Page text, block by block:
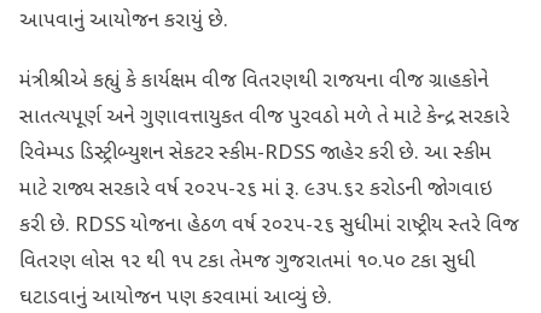
આપવાનું આયોજન કરાયું છે.
મંત્રીશ્રીએ કહ્યું કે કાર્યક્ષમ વીજ વિતરણથી રાજયના વીજ ગ્રાહકોને
સાતત્યપૂર્ણ અને ગુણાવત્તાયુકત વીજ પુરવઠો મળે તે માટે કેન્દ્ર સરકારે
રિવેમ્પડ ડિસ્ટ્રીબ્યુશન સેકટર સ્કીમ-RDSS જાહેર કરી છે. આ સ્કીમ
માટે રાજ્ય સરકારે વર્ષ ૨૦૨૫-૨૬ માં રૂ. ૯૩૫.૬૨ કરોડની જોગવાઇ
કરી છે. RDSS યોજના હેઠળ વર્ષ ૨૦૨૫-૨૬ સુધીમાં રાષ્ટ્રીય સ્તરે વિજ
વિતરણ લોસ ૧૨ થી ૧૫ ટકા તેમજ ગુજરાતમાં ૧૦.૫૦ ટકા સુધી
ઘટાડવાનું આયોજન પણ કરવામાં આવ્યું છે.